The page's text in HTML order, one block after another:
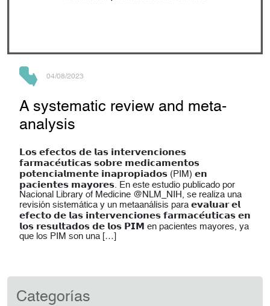
04/08/2023
A systematic review and meta-
analysis
𝗟𝗼𝘀 𝗲𝗳𝗲𝗰𝘁𝗼𝘀 𝗱𝗲 𝗹𝗮𝘀 𝗶𝗻𝘁𝗲𝗿𝘃𝗲𝗻𝗰𝗶𝗼𝗻𝗲𝘀
𝗳𝗮𝗿𝗺𝗮𝗰𝗲́𝘂𝘁𝗶𝗰𝗮𝘀 𝘀𝗼𝗯𝗿𝗲 𝗺𝗲𝗱𝗶𝗰𝗮𝗺𝗲𝗻𝘁𝗼𝘀
𝗽𝗼𝘁𝗲𝗻𝗰𝗶𝗮𝗹𝗺𝗲𝗻𝘁𝗲 𝗶𝗻𝗮𝗽𝗿𝗼𝗽𝗶𝗮𝗱𝗼𝘀 (PIM) 𝗲𝗻
𝗽𝗮𝗰𝗶𝗲𝗻𝘁𝗲𝘀 𝗺𝗮𝘆𝗼𝗿𝗲𝘀. En este estudio publicado por
Nacional Library of Medicine @NLM_NIH, se realiza una
revisión sistemática y un metaanálisis para 𝗲𝘃𝗮𝗹𝘂𝗮𝗿 𝗲𝗹
𝗲𝗳𝗲𝗰𝘁𝗼 𝗱𝗲 𝗹𝗮𝘀 𝗶𝗻𝘁𝗲𝗿𝘃𝗲𝗻𝗰𝗶𝗼𝗻𝗲𝘀 𝗳𝗮𝗿𝗺𝗮𝗰𝗲́𝘂𝘁𝗶𝗰𝗮𝘀 𝗲𝗻
𝗹𝗼𝘀 𝗿𝗲𝘀𝘂𝗹𝘁𝗮𝗱𝗼𝘀 𝗱𝗲 𝗹𝗼𝘀 𝗣𝗜𝗠 en pacientes mayores, ya
que los PIM son una […]
Categorías